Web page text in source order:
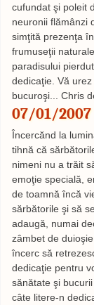
cufundat şi poleit
neuronii flămânzi
simţită prezenţa
frumuseţii
paradisului
dedicaţie. Vă
bucuroşi... Chris
07/01/2007
Încercănd la
tihnă că
nimeni nu a trăit
emoţie specială,
de toamnă încă
sărbătorile şi să
adaugă, numai
zâmbet de
încerc să
dedicaţie pentru
sănătate şi
câte litere-n